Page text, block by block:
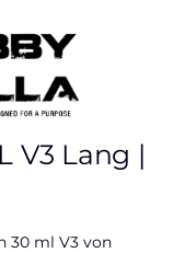
V3 Lang |
30 ml V3 von